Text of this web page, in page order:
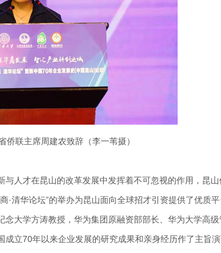
侨联主席周建农致辞（李一苇摄）
与人才在昆山的改革发展中发挥着不可忽视的作用，昆
·清华论坛”的举办为昆山面向全球招才引资提供了优质平
大学方涛教授，华为集团原融资部部长、华为大学高级
成立70年以来企业发展的研究成果和亲身经历作了主旨演